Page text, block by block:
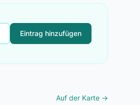
Eintrag hinzufügen
Auf der Karte →